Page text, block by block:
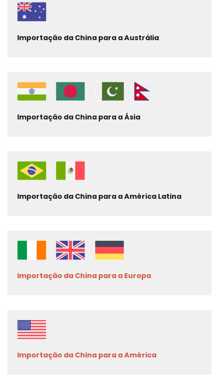
Importação da China para a Austrália
Importação da China para a Ásia
Importação da China para a América Latina
Importação da China para a Europa
Importação da China para a América